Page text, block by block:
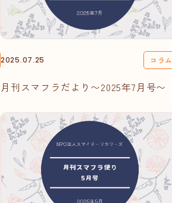
2025.07.25 コラム
月刊スマフラだより〜2025年7月号〜